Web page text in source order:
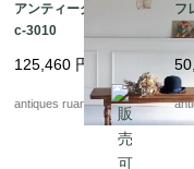
アンティークベンチ F
c-3010
125,460 円
antiques ruan
フ
ル